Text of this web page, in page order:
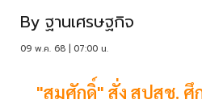
By ฐานเศรษฐกิจ
09 พ.ค. 68 | 07:00 น.
"สมศักดิ์" สั่ง สปสช. ศึ